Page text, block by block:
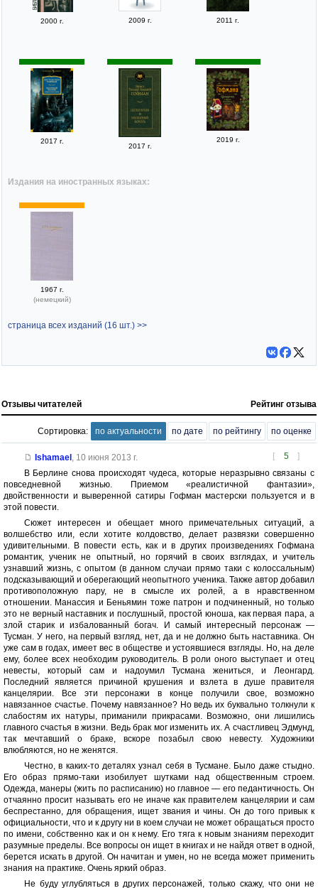
2000 г. 2009 г. 2011 г.
2017 г.
2017 г.
2019 г.
Издания на иностранных языках:
1967 г.
(немецкий)
страница всех изданий (16 шт.) >>
Отзывы читателей Рейтинг отзыва
Сортировка: по актуальности по дате по рейтингу по оценке
[ 5 ]
Ishamael , 10 июня 2013 г.
В Берлине снова происходят чудеса, которые неразрывно связаны с
повседневной жизнью. Приемом «реалистичной фантазии»,
двойственности и выверенной сатиры Гофман мастерски пользуется и в
этой повести.
Сюжет интересен и обещает много примечательных ситуаций, а
волшебство или, если хотите колдовство, делает развязки совершенно
удивительными. В повести есть, как и в других произведениях Гофмана
романтик, ученик не опытный, но горячий в своих взглядах, и учитель
узнавший жизнь, с опытом (в данном случаи прямо таки с колоссальным)
подсказывающий и оберегающий неопытного ученика. Также автор добавил
противоположную пару, не в смысле их ролей, а в нравственном
отношении. Манассия и Беньямин тоже патрон и подчиненный, но только
это не верный наставник и послушный, простой юноша, как первая пара, а
злой старик и избалованный богач. И самый интересный персонаж —
Тусман. У него, на первый взгляд, нет, да и не должно быть наставника. Он
уже сам в годах, имеет вес в обществе и устоявшиеся взгляды. Но, на деле
ему, более всех необходим руководитель. В роли оного выступает и отец
невесты, который сам и надоумил Тусмана жениться, и Леонгард.
Последний является причиной крушения и взлета в душе правителя
канцелярии. Все эти персонажи в конце получили свое, возможно
навязанное счастье. Почему навязанное? Но ведь их буквально толкнули к
слабостям их натуры, приманили прикрасами. Возможно, они лишились
главного счастья в жизни. Ведь брак мог изменить их. А счастливец Эдмунд,
так мечтавший о браке, вскоре позабыл свою невесту. Художники
влюбляются, но не женятся.
Честно, в каких-то деталях узнал себя в Тусмане. Было даже стыдно.
Его образ прямо-таки изобилует шутками над общественным строем.
Одежда, манеры (жить по расписанию) но главное — его педантичность. Он
отчаянно просит называть его не иначе как правителем канцелярии и сам
беспрестанно, для обращения, ищет звания и чины. Он до того привык к
официальности, что и к другу ни в коем случаи не может обращаться просто
по имени, собственно как и он к нему. Его тяга к новым знаниям переходит
разумные пределы. Все вопросы он ищет в книгах и не найдя ответ в одной,
берется искать в другой. Он начитан и умен, но не всегда может применить
знания на практике. Очень яркий образ.
Не буду углубляться в других персонажей, только скажу, что они не